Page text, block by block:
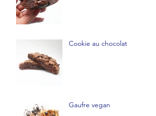
Cookie au chocolat
Gaufre vegan